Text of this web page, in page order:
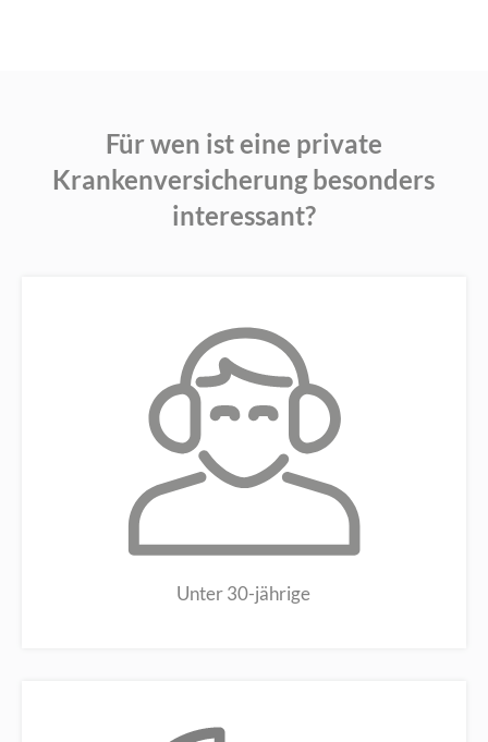
Für wen ist eine private
Krankenversicherung besonders
interessant?
Unter 30-jährige